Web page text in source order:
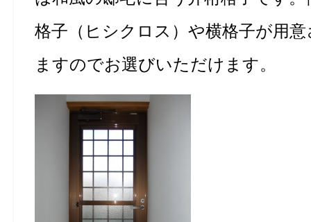
格子（ヒシクロス）や横格子が用
ますのでお選びいただけます。